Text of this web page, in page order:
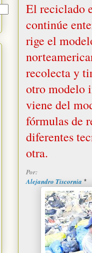
El reciclado
continúe
rige el
recolecta y
otro modelo
viene del
fórmulas de
diferentes
otra.
Por:
Alejandro Tiscornia *